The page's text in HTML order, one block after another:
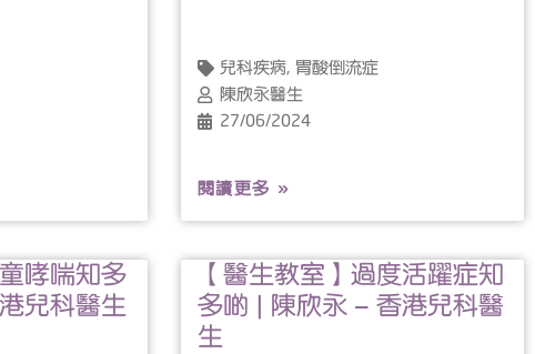
兒科疾病, 胃酸倒流症
陳欣永醫生
27/06/2024
閱讀更多 »
哮喘知多
兒科醫生
【醫生教室】過度活躍症知
多啲 | 陳欣永 – 香港兒科醫
生